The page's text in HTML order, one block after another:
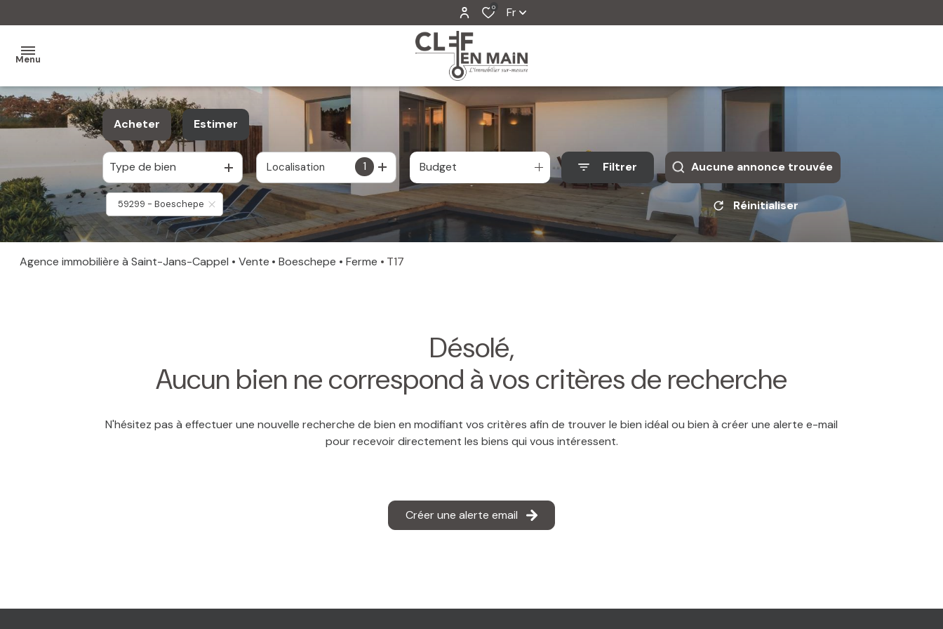
0 Fr
Menu
MON
MES
VENTES
MES
VENDUS
ESTIMATION
Acheter
De l'ancien
Estimer
Type de bien 1
Localisation Budget Filtrer Aucune annonce trouvée
59299 - Boeschepe Réinitialiser
Agence immobilière à Saint-Jans-Cappel Vente Boeschepe Ferme T17
Désolé,
Aucun bien ne correspond à vos critères de recherche
N'hésitez pas à effectuer une nouvelle recherche de bien en modifiant vos critères afin de trouver le bien idéal ou bien à créer une alerte e-mail
pour recevoir directement les biens qui vous intéressent.
Créer une alerte email